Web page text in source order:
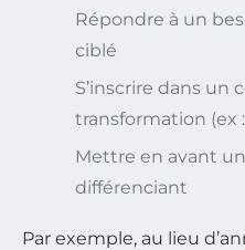
Répondre à un
ciblé
S’inscrire dans un
transformation (ex
Mettre en avant
différenciant
Par exemple, au lieu